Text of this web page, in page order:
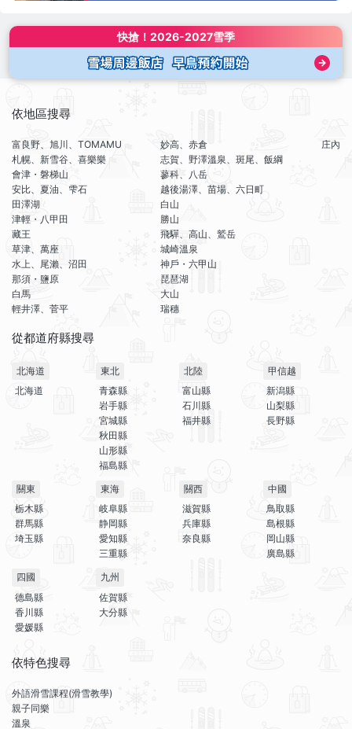
快搶！ 2026-2027雪季
依地區搜尋
富良野、旭川、TOMAMU
札幌、新雪谷、喜樂樂
會津・磐梯山
安比、夏油、雫石
田澤湖
津輕・八甲田
藏王
草津、萬座
水上、尾瀨、沼田
那須・鹽原
白馬
輕井澤、菅平
妙高、赤倉
志賀、野澤溫泉、斑尾、飯綱
蓼科、八岳
越後湯澤、苗場、六日町
白山
勝山
飛驒、高山、鷲岳
城崎溫泉
神戶・六甲山
琵琶湖
大山
瑞穗
庄內
從都道府縣搜尋
北海道
北海道
東北
青森縣
岩手縣
宮城縣
秋田縣
山形縣
福島縣
北陸
富山縣
石川縣
福井縣
甲信越
新潟縣
山梨縣
長野縣
關東
栃木縣
群馬縣
埼玉縣
東海
岐阜縣
静岡縣
愛知縣
三重縣
關西
滋賀縣
兵庫縣
奈良縣
中國
鳥取縣
島根縣
岡山縣
廣島縣
四國
德島縣
香川縣
愛媛縣
九州
佐賀縣
大分縣
依特色搜尋
外語滑雪課程(滑雪教學)
親子同樂
溫泉